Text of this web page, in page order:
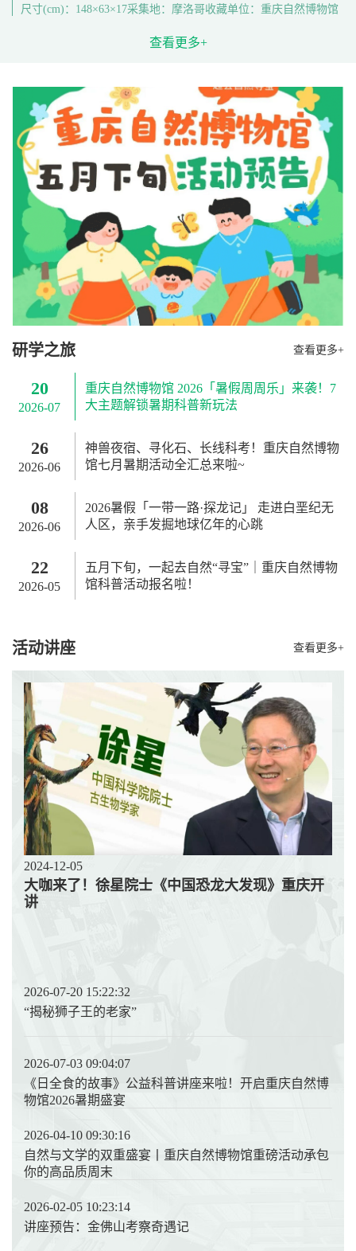
尺寸(cm)：148×63×17采集地：摩洛哥收藏单位：重庆自然博物馆
查看更多+
研学之旅 查看更多+
20
2026-07
重庆自然博物馆 2026「暑假周周乐」来袭！7
大主题解锁暑期科普新玩法
26
2026-06
神兽夜宿、寻化石、长线科考！重庆自然博物
馆七月暑期活动全汇总来啦~
08
2026-06
2026暑假「一带一路·探龙记」 走进白垩纪无
人区，亲手发掘地球亿年的心跳
22
2026-05
五月下旬，一起去自然“寻宝”｜重庆自然博物
馆科普活动报名啦！
活动讲座 查看更多+
2024-12-05
大咖来了！徐星院士《中国恐龙大发现》重庆开
讲
2026-07-20 15:22:32
“揭秘狮子王的老家”
2026-07-03 09:04:07
《日全食的故事》公益科普讲座来啦！开启重庆自然博
物馆2026暑期盛宴
2026-04-10 09:30:16
自然与文学的双重盛宴丨重庆自然博物馆重磅活动承包
你的高品质周末
2026-02-05 10:23:14
讲座预告：金佛山考察奇遇记